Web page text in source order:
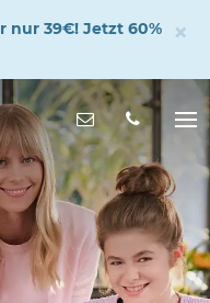
Nachricht
nur 39€! Jetzt 60%
×